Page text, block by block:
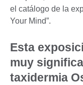
el catálogo de la
Your Mind”.
Esta
muy
taxidermia